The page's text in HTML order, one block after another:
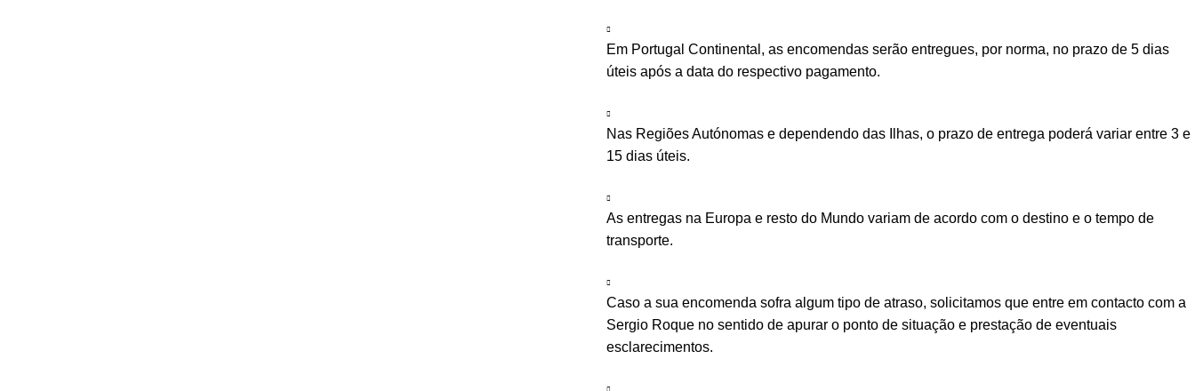
Em Portugal Continental, as encomendas serão entregues, por norma, no prazo de 5 dias
úteis após a data do respectivo pagamento.
Nas Regiões Autónomas e dependendo das Ilhas, o prazo de entrega poderá variar entre 3 e
15 dias úteis.
As entregas na Europa e resto do Mundo variam de acordo com o destino e o tempo de
transporte.
Caso a sua encomenda sofra algum tipo de atraso, solicitamos que entre em contacto com a
Sergio Roque no sentido de apurar o ponto de situação e prestação de eventuais
esclarecimentos.